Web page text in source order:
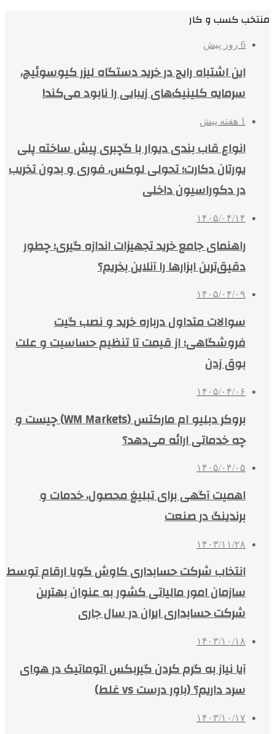
منتخب کسب و کار
6 روز پیش
این اشتباه رایج در خرید دستگاه لیزر کیوسوئیچ،
سرمایه کلینیک‌های زیبایی را نابود می‌کند!
1 هفته پیش
انواع قاب بندی دیوار با گچبری پیش ساخته پلی
یورتان دکارت؛ تحولی لوکس، فوری و بدون تخریب
در دکوراسیون داخلی
۱۴۰۵/۰۴/۱۴
راهنمای جامع خرید تجهیزات اندازه گیری؛ چطور
دقیق‌ترین ابزارها را آنلاین بخریم؟
۱۴۰۵/۰۴/۰۹
سوالات متداول درباره خرید و نصب گیت
فروشگاهی؛ از قیمت تا تنظیم حساسیت و علت
بوق زدن
۱۴۰۵/۰۴/۰۶
بروکر دبلیو ام مارکتس (WM Markets) چیست و
چه خدماتی ارائه می‌دهد؟
۱۴۰۵/۰۴/۰۵
اهمیت آگهی برای تبلیغ محصول، خدمات و
برندینگ در صنعت
۱۴۰۳/۱۱/۲۸
انتخاب شرکت حسابداری کاوش گویا ارقام توسط
سازمان امور مالیاتی کشور به عنوان بهترین
شرکت حسابداری ایران در سال جاری
۱۴۰۳/۱۰/۱۸
آیا نیاز به گرم کردن گیربکس اتوماتیک در هوای
سرد داریم؟ (باور درست vs غلط)
۱۴۰۳/۱۰/۱۷